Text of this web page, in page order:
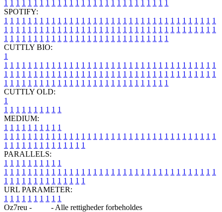
1 1 1 1 1 1 1 1 1 1 1 1 1 1 1 1 1 1 1 1 1 1 1 1 1 1 1 1
SPOTIFY:
1 1 1 1 1 1 1 1 1 1 1 1 1 1 1 1 1 1 1 1 1 1 1 1 1 1 1 1 1 1 1 1 1 1 1 1
1 1 1 1 1 1 1 1 1 1 1 1 1 1 1 1 1 1 1 1 1 1 1 1 1 1 1 1 1 1 1 1 1 1 1 1
1 1 1 1 1 1 1 1 1 1 1 1 1 1 1 1 1 1 1 1 1 1 1 1 1 1 1 1
CUTTLY BIO:
1
1 1 1 1 1 1 1 1 1 1 1 1 1 1 1 1 1 1 1 1 1 1 1 1 1 1 1 1 1 1 1 1 1 1 1 1
1 1 1 1 1 1 1 1 1 1 1 1 1 1 1 1 1 1 1 1 1 1 1 1 1 1 1 1 1 1 1 1 1 1 1 1
1 1 1 1 1 1 1 1 1 1 1 1 1 1 1 1 1 1 1 1 1 1 1 1 1 1 1 1
CUTTLY OLD:
1
1 1 1 1 1 1 1 1 1 1
MEDIUM:
1 1 1 1 1 1 1 1 1 1
1 1 1 1 1 1 1 1 1 1 1 1 1 1 1 1 1 1 1 1 1 1 1 1 1 1 1 1 1 1 1 1 1 1 1 1
1 1 1 1 1 1 1 1 1 1 1 1 1 1
PARALLELS:
1 1 1 1 1 1 1 1 1 1
1 1 1 1 1 1 1 1 1 1 1 1 1 1 1 1 1 1 1 1 1 1 1 1 1 1 1 1 1 1 1 1 1 1 1 1
1 1 1 1 1 1 1 1 1 1 1 1 1 1
URL PARAMETER:
1 1 1 1 1 1 1 1 1 1
Oz7reu -
- Alle rettigheder forbeholdes